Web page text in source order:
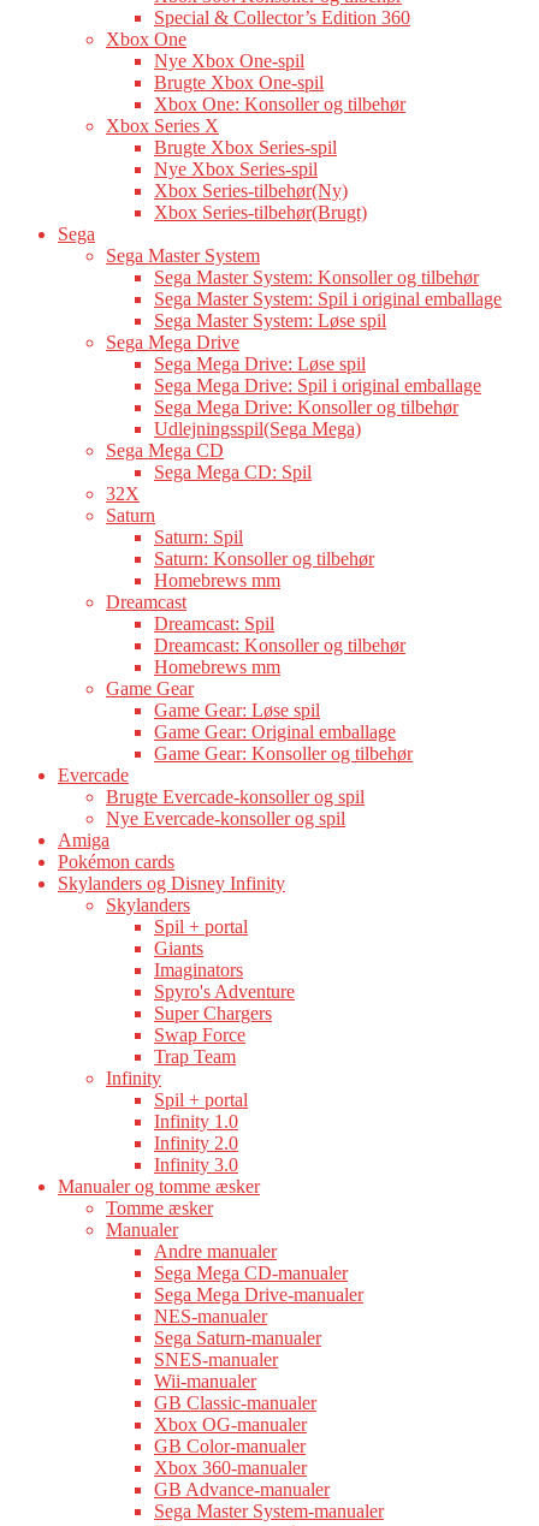
Special & Collector’s Edition 360
Xbox One
Nye Xbox One-spil
Brugte Xbox One-spil
Xbox One: Konsoller og tilbehør
Xbox Series X
Brugte Xbox Series-spil
Nye Xbox Series-spil
Xbox Series-tilbehør(Ny)
Xbox Series-tilbehør(Brugt)
Sega
Sega Master System
Sega Master System: Konsoller og tilbehør
Sega Master System: Spil i original emballage
Sega Master System: Løse spil
Sega Mega Drive
Sega Mega Drive: Løse spil
Sega Mega Drive: Spil i original emballage
Sega Mega Drive: Konsoller og tilbehør
Udlejningsspil(Sega Mega)
Sega Mega CD
Sega Mega CD: Spil
32X
Saturn
Saturn: Spil
Saturn: Konsoller og tilbehør
Homebrews mm
Dreamcast
Dreamcast: Spil
Dreamcast: Konsoller og tilbehør
Homebrews mm
Game Gear
Game Gear: Løse spil
Game Gear: Original emballage
Game Gear: Konsoller og tilbehør
Evercade
Brugte Evercade-konsoller og spil
Nye Evercade-konsoller og spil
Amiga
Pokémon cards
Skylanders og Disney Infinity
Skylanders
Spil + portal
Giants
Imaginators
Spyro's Adventure
Super Chargers
Swap Force
Trap Team
Infinity
Spil + portal
Infinity 1.0
Infinity 2.0
Infinity 3.0
Manualer og tomme æsker
Tomme æsker
Manualer
Andre manualer
Sega Mega CD-manualer
Sega Mega Drive-manualer
NES-manualer
Sega Saturn-manualer
SNES-manualer
Wii-manualer
GB Classic-manualer
Xbox OG-manualer
GB Color-manualer
Xbox 360-manualer
GB Advance-manualer
Sega Master System-manualer